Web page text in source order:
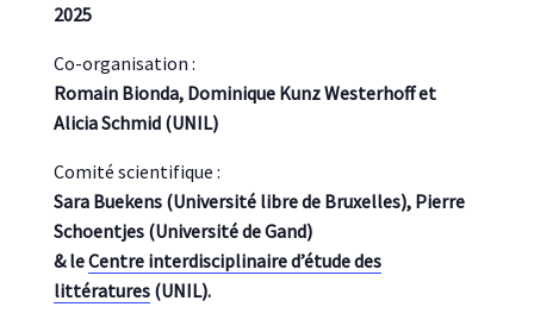
2025
Co-organisation :
Romain Bionda, Dominique Kunz Westerhoff et
Alicia Schmid (UNIL)
Comité scientifique :
Sara Buekens (Université libre de Bruxelles), Pierre
Schoentjes (Université de Gand)
& leCentre interdisciplinaire d’étude des
littératures (UNIL).